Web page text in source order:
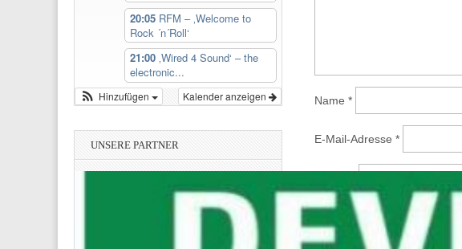
Name *
E-Mail-Adresse *
20:05 RFM – ‚Welcome to
Rock ´n´Roll‘
21:00 ‚Wired 4 Sound‘ – the
electronic...
Kalender anzeigen
Hinzufügen
UNSERE PARTNER